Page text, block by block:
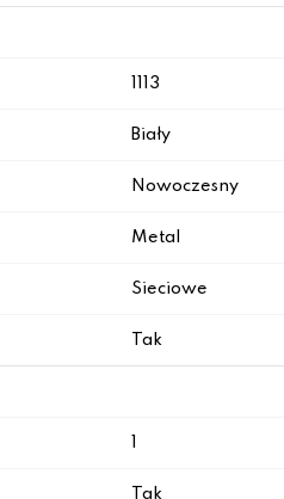
1113
Biały
Nowoczesny
Metal
Sieciowe
Tak
1
Tak